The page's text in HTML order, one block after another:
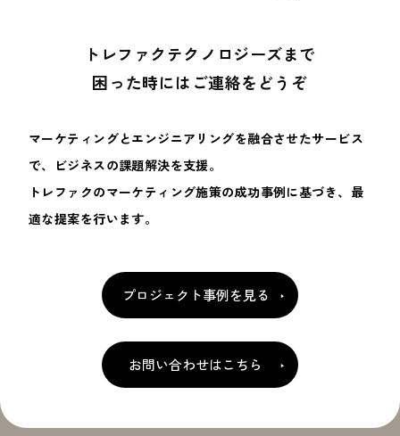
トレファクテクノロジーズまで
困った時にはご連絡をどうぞ
マーケティングとエンジニアリングを融合させたサービス
で、ビジネスの課題解決を支援。
トレファクのマーケティング施策の成功事例に基づき、最
適な提案を行います。
プロジェクト事例を見る
お問い合わせはこちら